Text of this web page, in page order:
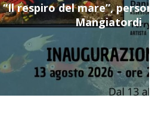
personale di Terry